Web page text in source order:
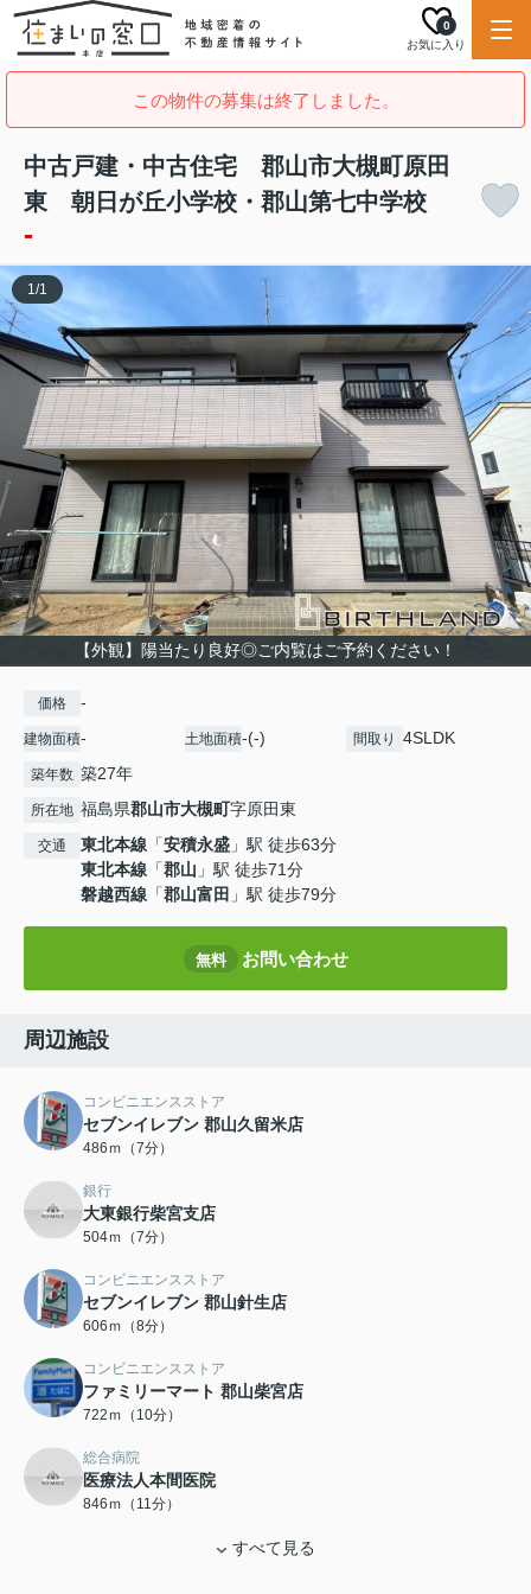
お気に入り
0
この物件の募集は終了しました。
中古戸建・中古住宅 郡山市大槻町原田
東 朝日が丘小学校・郡山第七中学校
-
【外観】陽当たり良好◎ご内覧はご予約ください！
1/1
価格 -
建物面積- 土地面積-(-) 間取り 4SLDK
築年数 築27年
所在地 福島県郡山市大槻町字原田東
交通 東北本線 「安積永盛 」駅 徒歩63分
東北本線 「郡山 」駅 徒歩71分
磐越西線 「郡山富田 」駅 徒歩79分
無料 お問い合わせ
周辺施設
コンビニエンスストア
セブンイレブン 郡山久留米店
486ｍ（7分）
銀行
大東銀行柴宮支店
504ｍ（7分）
コンビニエンスストア
セブンイレブン 郡山針生店
606ｍ（8分）
コンビニエンスストア
ファミリーマート 郡山柴宮店
722ｍ（10分）
総合病院
医療法人本間医院
846ｍ（11分）
すべて見る